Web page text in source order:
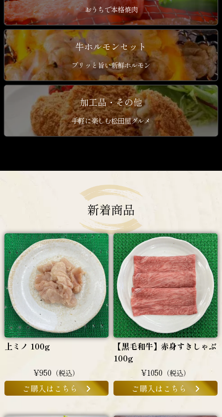
おうちで本格焼肉
牛ホルモンセット
プリッと旨い新鮮ホルモン
加工品・その他
手軽に楽しむ松田屋グルメ
新着商品
上ミノ 100g
¥950 （税込）
ご購入はこちら
【黒毛和牛】赤身すきしゃぶ
100g
¥1050 （税込）
ご購入はこちら